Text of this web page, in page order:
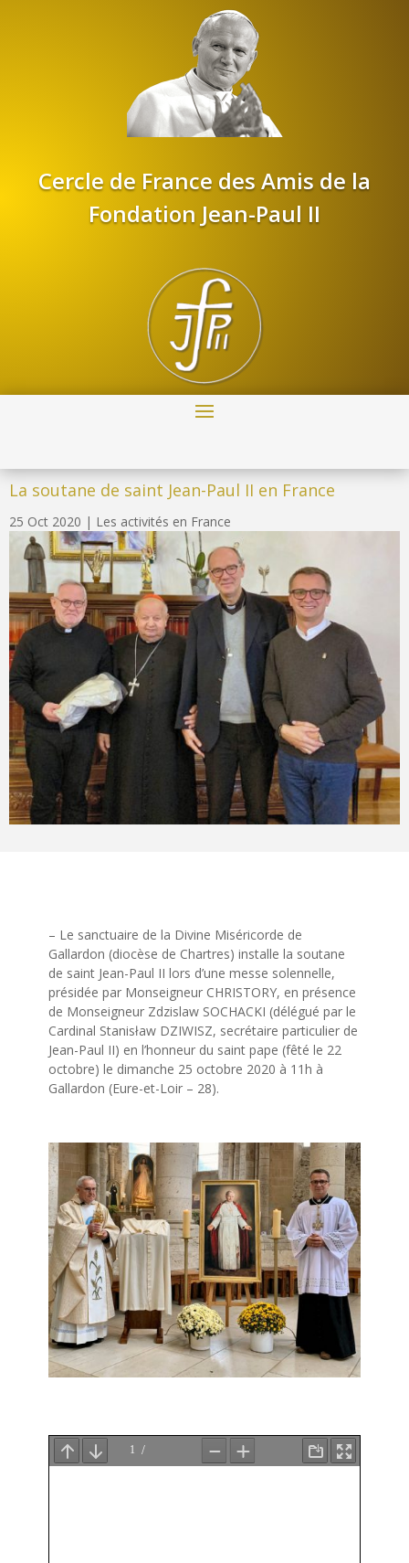
Cercle de France des Amis de la
Fondation Jean-Paul II
La soutane de saint Jean-Paul II en France
25 Oct 2020 | Les activités en France
– Le sanctuaire de la Divine Miséricorde de
Gallardon (diocèse de Chartres) installe la soutane
de saint Jean-Paul II lors d’une messe solennelle,
présidée par Monseigneur CHRISTORY, en présence
de Monseigneur Zdzislaw SOCHACKI (délégué par le
Cardinal Stanisław DZIWISZ, secrétaire particulier de
Jean-Paul II) en l’honneur du saint pape (fêté le 22
octobre) le dimanche 25 octobre 2020 à 11h à
Gallardon (Eure-et-Loir – 28).